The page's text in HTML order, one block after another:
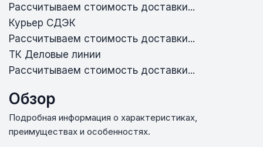
Рассчитываем стоимость доставки...
Курьер СДЭК
Рассчитываем стоимость доставки...
ТК Деловые линии
Рассчитываем стоимость доставки...
Обзор
Подробная информация о характеристиках,
преимуществах и особенностях.